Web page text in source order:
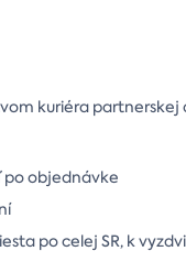
kuriéra
po objednávke
po celej SR, k